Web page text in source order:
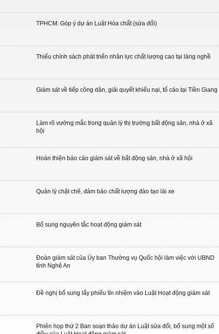
TPHCM: Góp ý dự án Luật Hóa chất (sửa đổi)
Thiếu chính sách phát triển nhân lực chất lượng cao tại làng nghề
Giám sát về tiếp công dân, giải quyết khiếu nại, tố cáo tại Tiền Giang
Làm rõ vướng mắc trong quản lý thị trường bất động sản, nhà ở xã
hội
Hoàn thiện báo cáo giám sát về bất động sản, nhà ở xã hội
Quản lý chặt chẽ, đảm bảo chất lượng đào tạo lái xe
Bổ sung nguyên tắc hoạt động giám sát
Đoàn giám sát của Ủy ban Thường vụ Quốc hội làm việc với UBND
tỉnh Nghệ An
Đề nghị bổ sung lấy phiếu tín nhiệm vào Luật Hoạt động giám sát
Phiên họp thứ 2 Ban soạn thảo dự án Luật sửa đổi, bổ sung một số